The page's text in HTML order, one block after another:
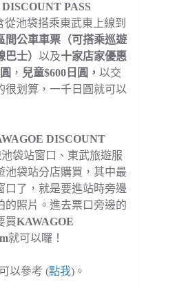
PASS
從池袋搭乘東武東上線到
間公車車票（可搭乘巡遊
士） 以及十家店家優惠
， 兒童$600日圓， 以交
很划算，一千日圓就可以
DISCOUNT
袋站窗口、東武旅遊服
池袋站分店購買，其中最
口了，就是要進站時旁邊
的照片。進去票口旁邊的
買KAWAGOE
就可以囉！
以參考 (點我)。